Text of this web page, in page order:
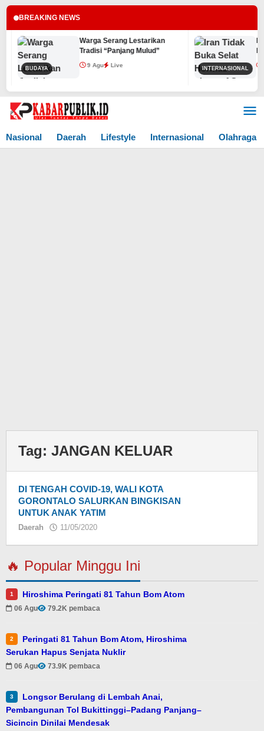
BREAKING NEWS
BUDAYA
Warga Serang Lestarikan
Tradisi “Panjang Mulud”
9 Agu Live INTERNASIONAL
Iran
9
Lewati
Nasional
Daerah Lifestyle Internasional Olahraga
Tag: JANGAN KELUAR
DI TENGAH COVID-19, WALI KOTA
GORONTALO SALURKAN BINGKISAN
UNTUK ANAK YATIM
Daerah 11/05/2020
🔥 Popular Minggu Ini
1 Hiroshima Peringati 81 Tahun Bom Atom
06 Agu 79.2K pembaca
2
Peringati 81 Tahun Bom Atom, Hiroshima
Serukan Hapus Senjata Nuklir
06 Agu 73.9K pembaca
3
Longsor Berulang di Lembah Anai,
Pembangunan Tol Bukittinggi–Padang Panjang–
Sicincin Dinilai Mendesak